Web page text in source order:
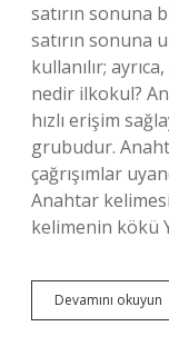
satırın sonuna
satırın sonuna
kullanılır;
nedir ilkokul?
hızlı erişim
grubudur.
çağrışımlar
Anahtar
kelimenin kökü
Devamını okuyun